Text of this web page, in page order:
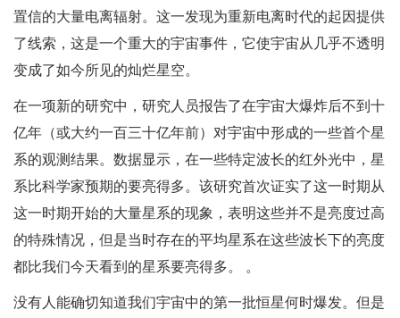
置信的大量电离辐射。这一发现为重新电离时代的起因提供
了线索，这是一个重大的宇宙事件，它使宇宙从几乎不透明
变成了如今所见的灿烂星空。
在一项新的研究中，研究人员报告了在宇宙大爆炸后不到十
亿年（或大约一百三十亿年前）对宇宙中形成的一些首个星
系的观测结果。数据显示，在一些特定波长的红外光中，星
系比科学家预期的要亮得多。该研究首次证实了这一时期从
这一时期开始的大量星系的现象，表明这些并不是亮度过高
的特殊情况，但是当时存在的平均星系在这些波长下的亮度
都比我们今天看到的星系要亮得多。 。
没有人能确切知道我们宇宙中的第一批恒星何时爆发。但是